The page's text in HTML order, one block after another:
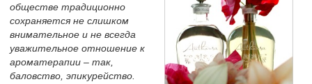
обществе традиционно
сохраняется не слишком
внимательное и не всегда
уважительное отношение к
ароматерапии – так,
баловство, эпикурейство.